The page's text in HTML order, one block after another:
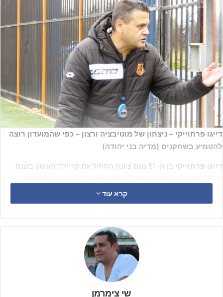
דייגו פרחוייקי – ניצחון של מוטיבציה ורצון – כפי שהמועדון רוצה
להטמיע בשחקנים (מדיה בני יהודה)
דייגו פרחוייקי
בן ה-51 מנס ציונה התחיל את קריירת האימון בשנת
לכדורגל ועד נערים א' בשנת 2017 עבר לקבוצת הפועל פתח תקוה, שם
אימן את קבוצת הילדים ג' שנתון 2005. קבוצה זו השתתפה בטורניר
קרא עוד
שי צימרמן